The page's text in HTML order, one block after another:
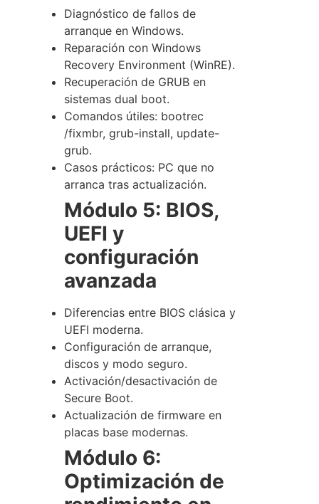
Diagnóstico de fallos de
arranque en Windows.
Reparación con Windows
Recovery Environment (WinRE).
Recuperación de GRUB en
sistemas dual boot.
Comandos útiles: bootrec
/fixmbr, grub-install, update-
grub.
Casos prácticos: PC que no
arranca tras actualización.
Módulo 5: BIOS,
UEFI y
configuración
avanzada
Diferencias entre BIOS clásica y
UEFI moderna.
Configuración de arranque,
discos y modo seguro.
Activación/desactivación de
Secure Boot.
Actualización de firmware en
placas base modernas.
Módulo 6:
Optimización de